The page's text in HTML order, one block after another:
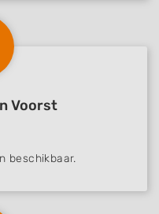
Voorst
beschikbaar.